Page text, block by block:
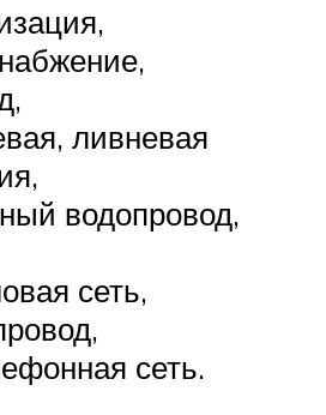
ливневая
водопровод,
сеть,
сеть.